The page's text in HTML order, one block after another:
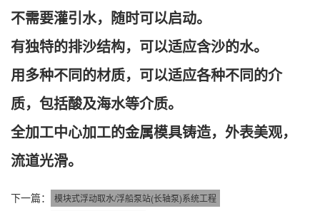
不需要灌引水，随时可以启动。
有独特的排沙结构，可以适应含沙的水。
用多种不同的材质，可以适应各种不同的介
质，包括酸及海水等介质。
全加工中心加工的金属模具铸造，外表美观，
流道光滑。
下一篇： 模块式浮动取水/浮船泵站(长轴泵)系统工程